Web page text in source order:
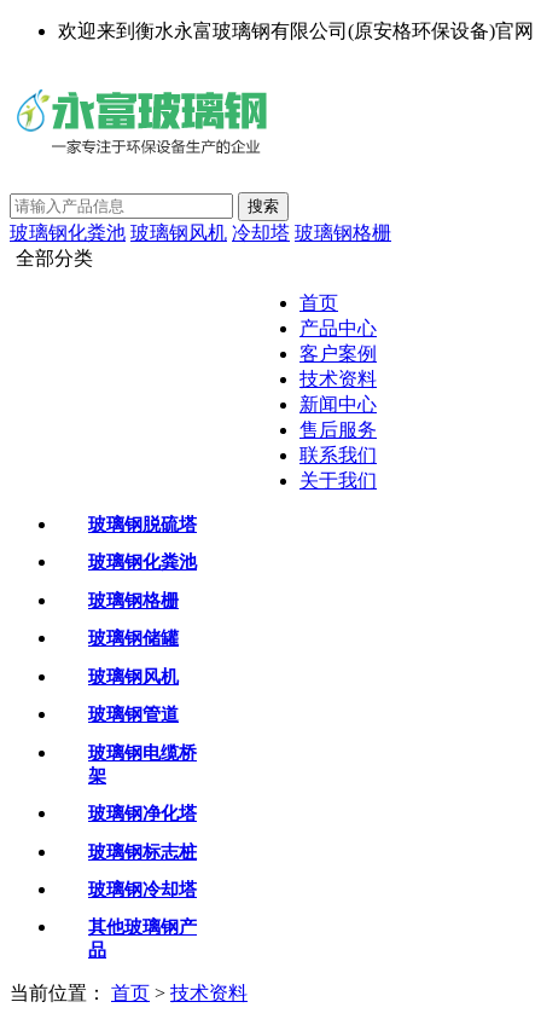
欢迎来到衡水永富玻璃钢有限公司(原安格环保设备)官网
玻璃钢化粪池 玻璃钢风机 冷却塔 玻璃钢格栅
全部分类
首页
产品中心
客户案例
技术资料
新闻中心
售后服务
联系我们
关于我们
玻璃钢脱硫塔
玻璃钢化粪池
玻璃钢格栅
玻璃钢储罐
玻璃钢风机
玻璃钢管道
玻璃钢电缆桥
架
玻璃钢净化塔
玻璃钢标志桩
玻璃钢冷却塔
其他玻璃钢产
品
当前位置： 首页 > 技术资料